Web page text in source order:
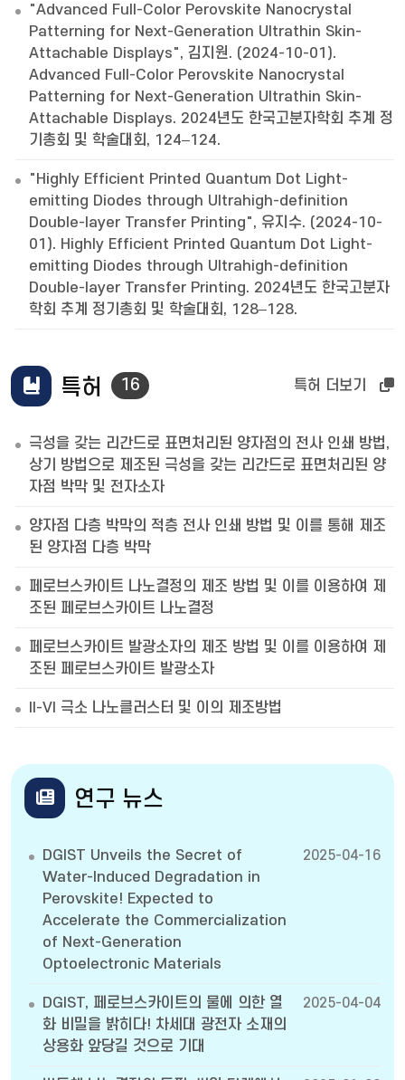
"Advanced Full-Color Perovskite Nanocrystal
Patterning for Next-Generation Ultrathin Skin-
Attachable Displays", 김지원. (2024-10-01).
Advanced Full-Color Perovskite Nanocrystal
Patterning for Next-Generation Ultrathin Skin-
Attachable Displays. 2024년도 한국고분자학회 추계 정
기총회 및 학술대회, 124–124.
"Highly Efficient Printed Quantum Dot Light-
emitting Diodes through Ultrahigh-definition
Double-layer Transfer Printing", 유지수. (2024-10-
01). Highly Efficient Printed Quantum Dot Light-
emitting Diodes through Ultrahigh-definition
Double-layer Transfer Printing. 2024년도 한국고분자
학회 추계 정기총회 및 학술대회, 128–128.
특허 16 특허 더보기
극성을 갖는 리간드로 표면처리된 양자점의 전사 인쇄 방법,
상기 방법으로 제조된 극성을 갖는 리간드로 표면처리된 양
자점 박막 및 전자소자
양자점 다층 박막의 적층 전사 인쇄 방법 및 이를 통해 제조
된 양자점 다층 박막
페로브스카이트 나노결정의 제조 방법 및 이를 이용하여 제
조된 페로브스카이트 나노결정
페로브스카이트 발광소자의 제조 방법 및 이를 이용하여 제
조된 페로브스카이트 발광소자
II-VI 극소 나노클러스터 및 이의 제조방법
연구 뉴스
DGIST Unveils the Secret of
Water-Induced Degradation in
Perovskite! Expected to
Accelerate the Commercialization
of Next-Generation
Optoelectronic Materials
2025-04-16
DGIST, 페로브스카이트의 물에 의한 열
화 비밀을 밝히다! 차세대 광전자 소재의
상용화 앞당길 것으로 기대
2025-04-04